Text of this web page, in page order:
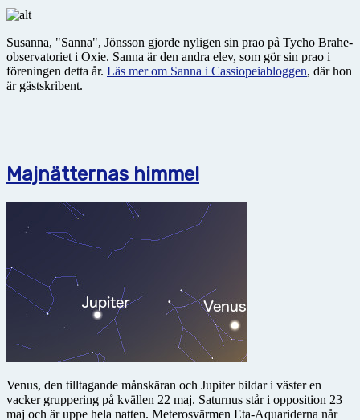
Susanna, "Sanna", Jönsson gjorde nyligen sin prao på Tycho Brahe-
observatoriet i Oxie. Sanna är den andra elev, som gör sin prao i
föreningen detta år. Läs mer om Sanna i Cassiopeiabloggen, där hon
är gästskribent.
Majnätternas himmel
Venus, den tilltagande månskäran och Jupiter bildar i väster en
vacker gruppering på kvällen 22 maj. Saturnus står i opposition 23
maj och är uppe hela natten. Meterosvärmen Eta-Aquariderna når